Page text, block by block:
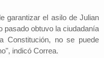
garantizar el asilo de Julian
pasado obtuvo la ciudadanía
Constitución, no se puede
indicó Correa.